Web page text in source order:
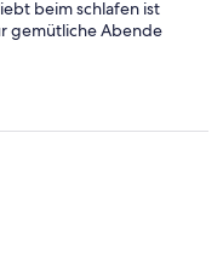
beim schlafen ist
gemütliche Abende